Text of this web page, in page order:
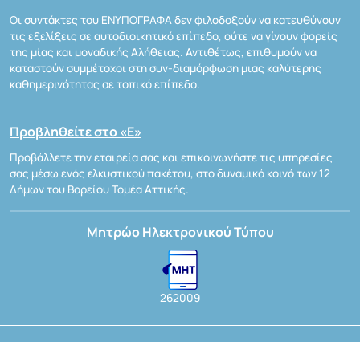
Οι συντάκτες του ΕΝΥΠΟΓΡΑΦΑ δεν φιλοδοξούν να κατευθύνουν
τις εξελίξεις σε αυτοδιοικητικό επίπεδο, ούτε να γίνουν φορείς
της μίας και μοναδικής Αλήθειας. Αντιθέτως, επιθυμούν να
καταστούν συμμέτοχοι στη συν-διαμόρφωση μιας καλύτερης
καθημερινότητας σε τοπικό επίπεδο.
Προβληθείτε στο «Ε»
Προβάλλετε την εταιρεία σας και επικοινωνήστε τις υπηρεσίες
σας μέσω ενός ελκυστικού πακέτου, στο δυναμικό κοινό των 12
Δήμων του Βορείου Τομέα Αττικής.
Μητρώο Ηλεκτρονικού Τύπου
262009